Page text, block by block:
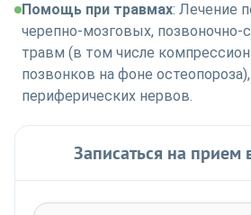
Помощь при травмах: Лечение
черепно-мозговых, позвоночно-
травм (в том числе
позвонков на фоне
периферических нервов.
Записаться на прием